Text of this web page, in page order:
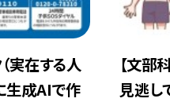
実在する人
生成AIで作
【文部
見逃し